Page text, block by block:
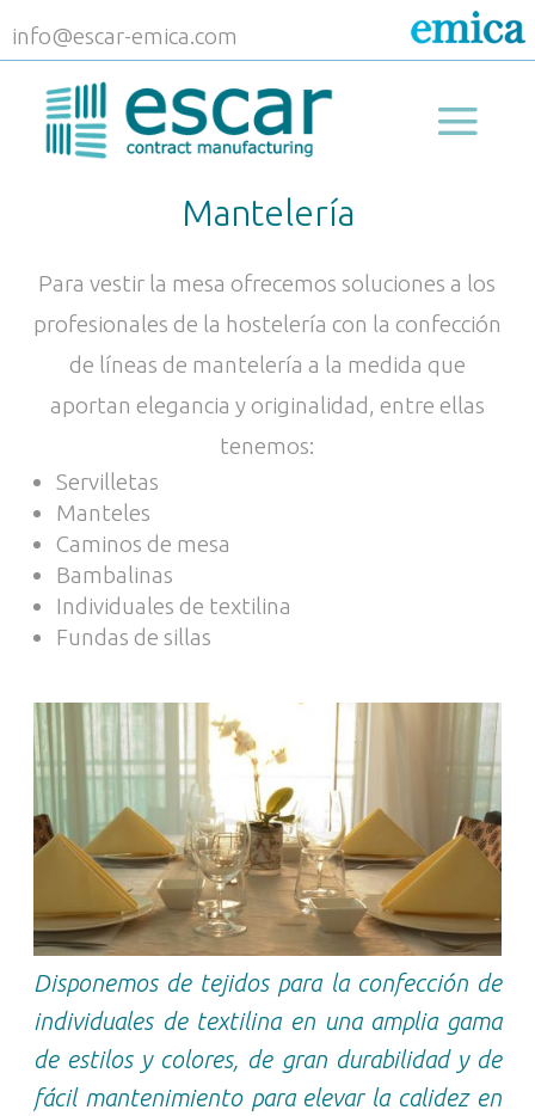
info@escar-emica.com
Mantelería
Para vestir la mesa ofrecemos soluciones a los
profesionales de la hostelería con la confección
de líneas de mantelería a la medida que
aportan elegancia y originalidad, entre ellas
tenemos:
Servilletas
Manteles
Caminos de mesa
Bambalinas
Individuales de textilina
Fundas de sillas
Disponemos de tejidos para la confección de
individuales de textilina en una amplia gama
de estilos y colores, de gran durabilidad y de
fácil mantenimiento para elevar la calidez en